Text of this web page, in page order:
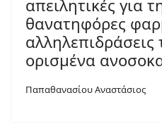
απειλητικές για
θανατηφόρες
ορισμένα
Παπαθανασίου Αναστάσιος